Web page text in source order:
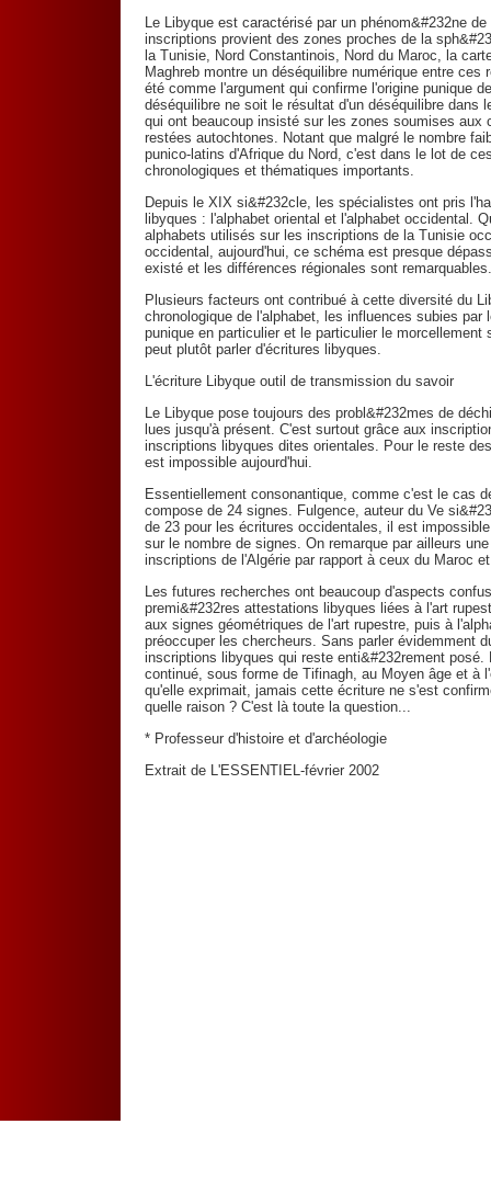
Le Libyque est caractérisé par un phénom&#232ne
inscriptions provient des zones proches de la
la Tunisie, Nord Constantinois, Nord du Maroc, la
Maghreb montre un déséquilibre numérique entre
été comme l'argument qui confirme l'origine punique
déséquilibre ne soit le résultat d'un déséquilibre dans
qui ont beaucoup insisté sur les zones soumises aux
restées autochtones. Notant que malgré le nombre
punico-latins d'Afrique du Nord, c'est dans le lot de
chronologiques et thématiques importants.
Depuis le XIX si&#232cle, les spécialistes ont pris
libyques : l'alphabet oriental et l'alphabet occidental.
alphabets utilisés sur les inscriptions de la Tunisie
occidental, aujourd'hui, ce schéma est presque
existé et les différences régionales sont remarquables.
Plusieurs facteurs ont contribué à cette diversité du
chronologique de l'alphabet, les influences subies
punique en particulier et le particulier le
peut plutôt parler d'écritures libyques.
L'écriture Libyque outil de transmission du savoir
Le Libyque pose toujours des probl&#232mes de
lues jusqu'à présent. C'est surtout grâce aux
inscriptions libyques dites orientales. Pour le reste
est impossible aujourd'hui.
Essentiellement consonantique, comme c'est le cas
compose de 24 signes. Fulgence, auteur du Ve
de 23 pour les écritures occidentales, il est
sur le nombre de signes. On remarque par ailleurs
inscriptions de l'Algérie par rapport à ceux du Maroc
Les futures recherches ont beaucoup d'aspects
premi&#232res attestations libyques liées à l'art
aux signes géométriques de l'art rupestre, puis à
préoccuper les chercheurs. Sans parler évidemment
inscriptions libyques qui reste enti&#232rement
continué, sous forme de Tifinagh, au Moyen âge et à
qu'elle exprimait, jamais cette écriture ne s'est
quelle raison ? C'est là toute la question...
* Professeur d'histoire et d'archéologie
Extrait de L'ESSENTIEL-février 2002